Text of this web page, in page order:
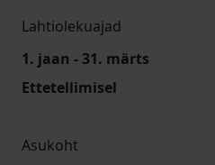
Lahtiolekuajad
1. jaan - 31. märts
Ettetellimisel
Asukoht